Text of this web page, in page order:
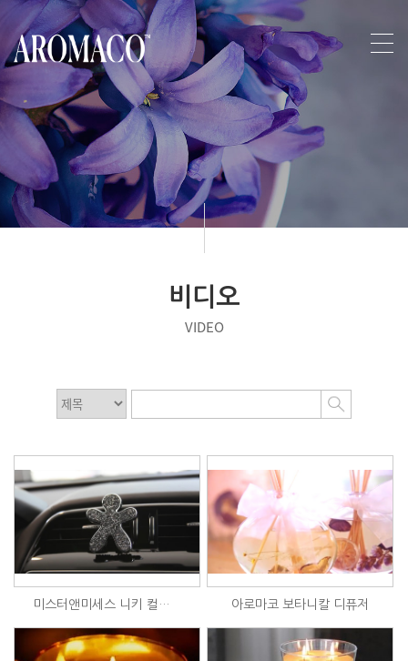
비디오
VIDEO
미스터앤미세스 니키 컬렉션 아로마코 보타니칼 디퓨저